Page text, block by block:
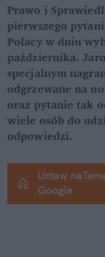
Prawo i
pierwszego
Polacy w dniu
października.
specjalnym
odgrzewane na
oraz pytanie tak
wiele osób do
odpowiedzi.
Ustaw
Google